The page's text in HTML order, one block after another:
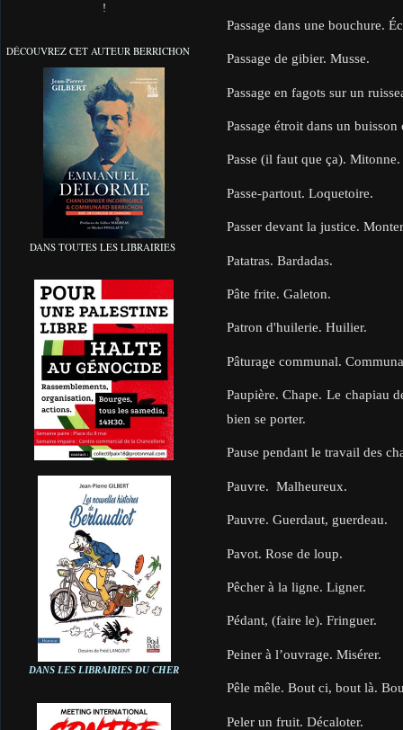
!
DÉCOUVREZ CET AUTEUR BERRICHON
DANS TOUTES LES LIBRAIRIES
DANS LES LIBRAIRIES DU CHER
Passage dans une bouchure.
Passage de gibier. Musse.
Passage en fagots sur un
Passage étroit dans un
Passe (il faut que ça).
Passe-partout. Loquetoire.
Passer devant la justice.
Patatras. Bardadas.
Pâte frite. Galeton.
Patron d'huilerie. Huilier.
Pâturage communal.
Paupière. Chape. Le
bien se porter.
Pause pendant le travail des
Pauvre. Malheureux.
Pauvre. Guerdaut, guerdeau.
Pavot. Rose de loup.
Pêcher à la ligne. Ligner.
Pédant, (faire le). Fringuer.
Peiner à l’ouvrage. Misérer.
Pêle mêle. Bout ci, bout là.
Peler un fruit. Décaloter.